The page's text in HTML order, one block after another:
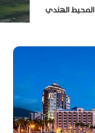
الهندي